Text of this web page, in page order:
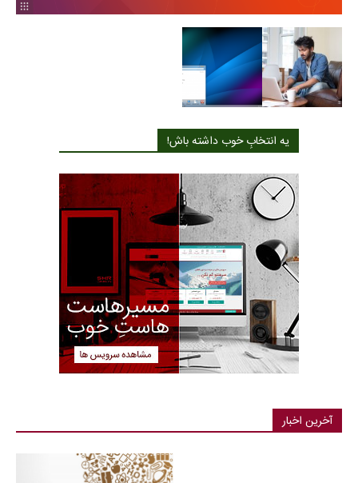
یه انتخابِ خوب داشته باش!
آخرین اخبار